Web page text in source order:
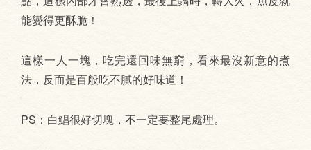
能變得更酥脆！
這樣一人一塊，吃完還回味無窮，看來最沒新意的煮
法，反而是百般吃不膩的好味道！
PS：白鯧很好切塊，不一定要整尾處理。